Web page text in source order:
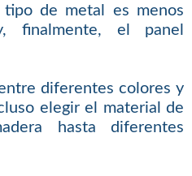
de metal es menos
finalmente, el panel
diferentes colores y
elegir el material de
hasta diferentes